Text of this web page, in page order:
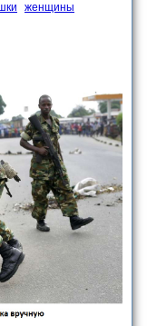
женщины